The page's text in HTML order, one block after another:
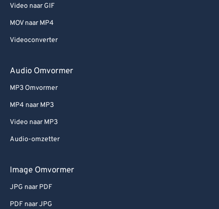
Video naar GIF
MOV naar MP4
Videoconverter
Audio Omvormer
MP3 Omvormer
MP4 naar MP3
Video naar MP3
Audio-omzetter
Image Omvormer
JPG naar PDF
PDF naar JPG